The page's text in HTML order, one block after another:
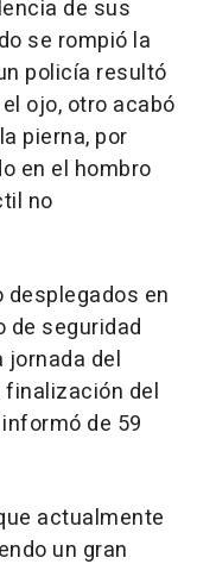
de sus
se rompió la
policía resultó
ojo, otro acabó
pierna, por
en el hombro
no
desplegados en
de seguridad
del
finalización del
de 59
actualmente
un gran